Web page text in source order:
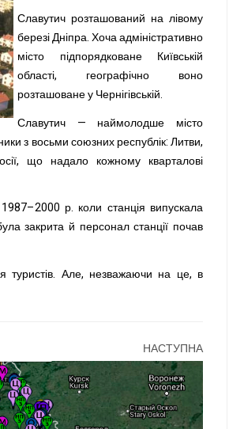
Славутич розташований на лівому
березі Дніпра. Хоча адміністративно
місто підпорядковане Київській
області, географічно воно
розташоване у Чернігівській.
Славутич — наймолодше місто
з восьми союзних республік: Литви,
що надало кожному кварталові
р. коли станція випускала
закрита й персонал станції почав
Але, незважаючи на це, в
НАСТУПНА